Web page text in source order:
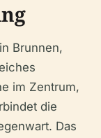
Brunnen,
im Zentrum,
die
Das